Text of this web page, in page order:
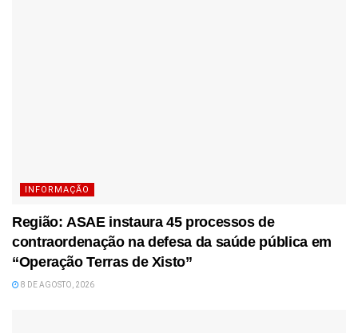
INFORMAÇÃO
Região: ASAE instaura 45 processos de
contraordenação na defesa da saúde pública em
“Operação Terras de Xisto”
8 DE AGOSTO, 2026